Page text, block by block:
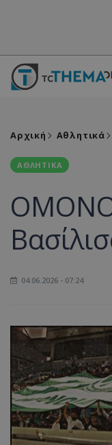
Αρχική Αθλητικά
ΑΘΛΗΤΙΚΑ
04.06.2026 - 07:24